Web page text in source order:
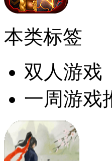
本类标签
双人游戏
一周游戏